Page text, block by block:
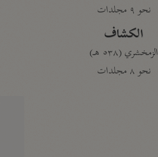
نحو ٩ مجلدات
الكشاف
الزمخشري (٥٣٨ هـ)
نحو ٨ مجلدات